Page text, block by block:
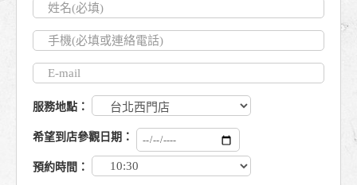
服務地點：
希望到店參觀日期：
預約時間：